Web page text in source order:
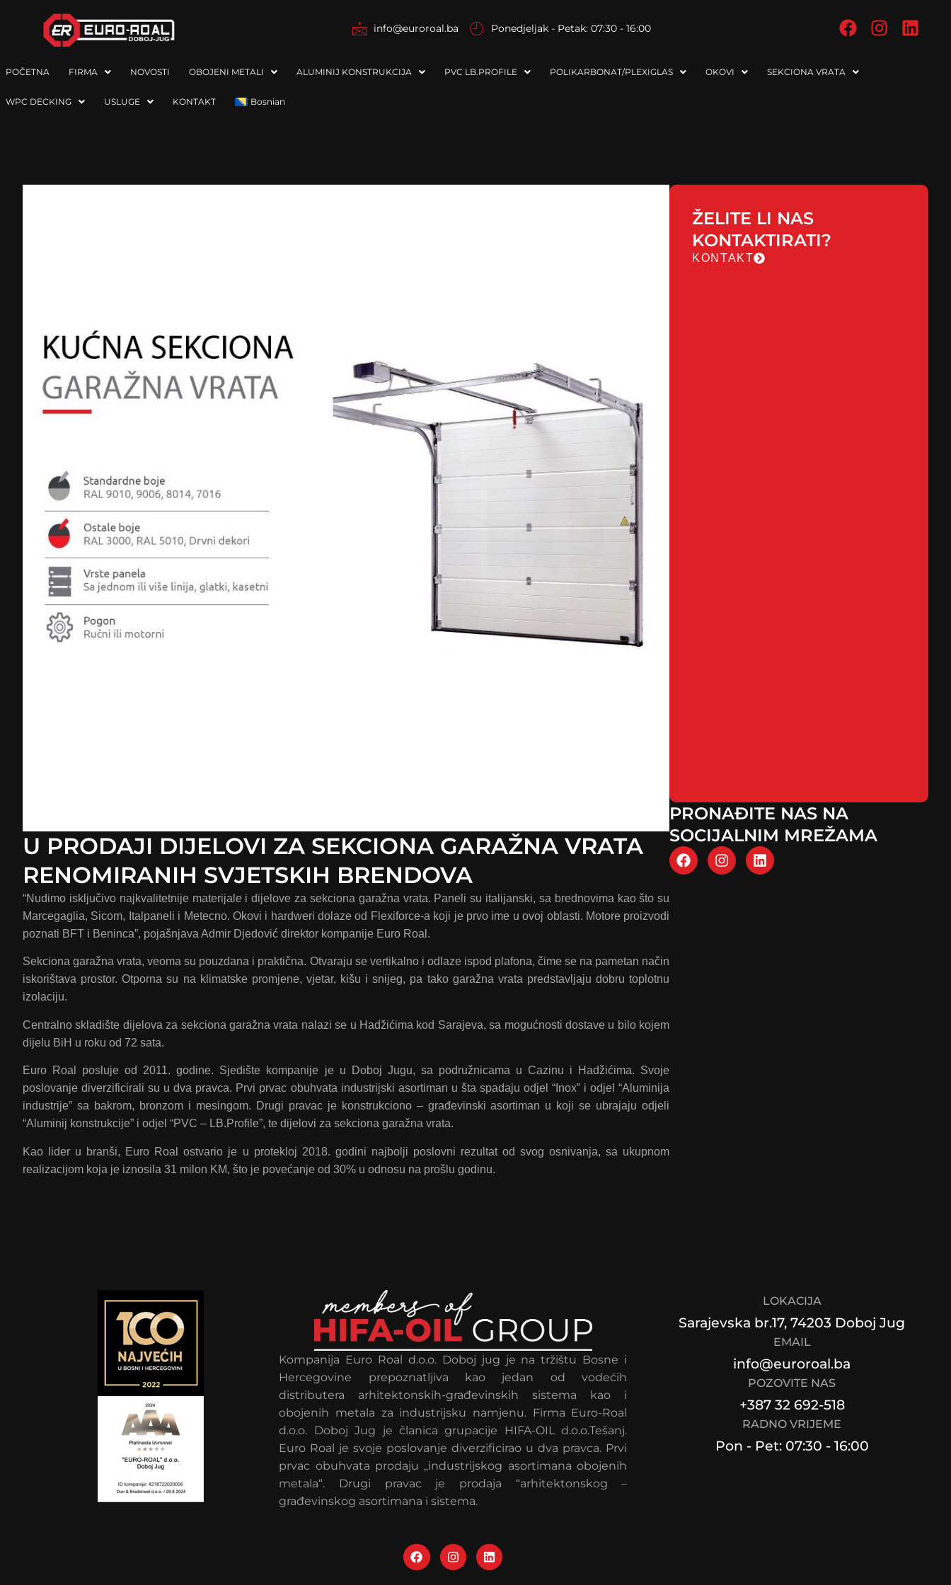
info@euroroal.ba Ponedjeljak - Petak: 07:30 - 16:00
POČETNA FIRMA NOVOSTI OBOJENI METALI ALUMINIJ KONSTRUKCIJA PVC LB.PROFILE POLIKARBONAT/PLEXIGLAS OKOVI SEKCIONA VRATA
WPC DECKING USLUGE KONTAKT Bosnian
ŽELITE LI NAS
KONTAKTIRATI?
KONTAKT
PRONAĐITE NAS NA
SOCIJALNIM MREŽAMA
U PRODAJI DIJELOVI ZA SEKCIONA GARAŽNA VRATA
RENOMIRANIH SVJETSKIH BRENDOVA
“Nudimo isključivo najkvalitetnije materijale i dijelove za sekciona garažna vrata. Paneli su italijanski, sa brednovima kao što su
Marcegaglia, Sicom, Italpaneli i Metecno. Okovi i hardweri dolaze od Flexiforce-a koji je prvo ime u ovoj oblasti. Motore proizvodi
poznati BFT i Beninca”, pojašnjava Admir Djedović direktor kompanije Euro Roal.
Sekciona garažna vrata, veoma su pouzdana i praktična. Otvaraju se vertikalno i odlaze ispod plafona, čime se na pametan način
iskorištava prostor. Otporna su na klimatske promjene, vjetar, kišu i snijeg, pa tako garažna vrata predstavljaju dobru toplotnu
izolaciju.
Centralno skladište dijelova za sekciona garažna vrata nalazi se u Hadžićima kod Sarajeva, sa mogućnosti dostave u bilo kojem
dijelu BiH u roku od 72 sata.
Euro Roal posluje od 2011. godine. Sjedište kompanije je u Doboj Jugu, sa podružnicama u Cazinu i Hadžićima. Svoje
poslovanje diverzificirali su u dva pravca. Prvi prvac obuhvata industrijski asortiman u šta spadaju odjel “Inox” i odjel “Aluminija
industrije” sa bakrom, bronzom i mesingom. Drugi pravac je konstrukciono – građevinski asortiman u koji se ubrajaju odjeli
“Aluminij konstrukcije” i odjel “PVC – LB.Profile”, te dijelovi za sekciona garažna vrata.
Kao lider u branši, Euro Roal ostvario je u protekloj 2018. godini najbolji poslovni rezultat od svog osnivanja, sa ukupnom
realizacijom koja je iznosila 31 milon KM, što je povećanje od 30% u odnosu na prošlu godinu.
Kompanija Euro Roal d.o.o. Doboj jug je na tržištu Bosne i
Hercegovine prepoznatljiva kao jedan od vodećih
distributera arhitektonskih-građevinskih sistema kao i
obojenih metala za industrijsku namjenu. Firma Euro-Roal
d.o.o. Doboj Jug je članica grupacije HIFA-OIL d.o.o.Tešanj.
Euro Roal je svoje poslovanje diverzificirao u dva pravca. Prvi
prvac obuhvata prodaju „industrijskog asortimana obojenih
metala“. Drugi pravac je prodaja “arhitektonskog –
građevinskog asortimana i sistema.
LOKACIJA
Sarajevska br.17, 74203 Doboj Jug
EMAIL
info@euroroal.ba
POZOVITE NAS
+387 32 692-518
RADNO VRIJEME
Pon - Pet: 07:30 - 16:00